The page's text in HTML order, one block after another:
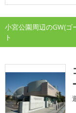
小宮公園周辺のGW(ゴ
ト